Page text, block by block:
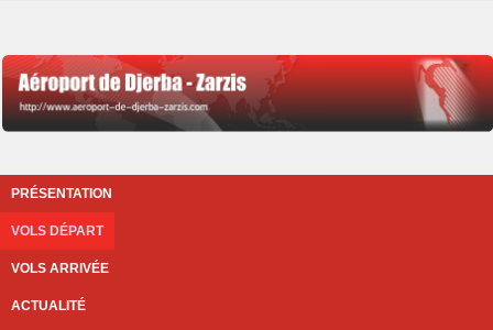
PRÉSENTATION
VOLS DÉPART
VOLS ARRIVÉE
ACTUALITÉ